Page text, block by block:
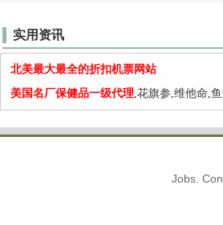
实用资讯
北美最大最全的折扣机票网站
美国名厂保健品一级代理,花旗参,维他命,
Jobs.